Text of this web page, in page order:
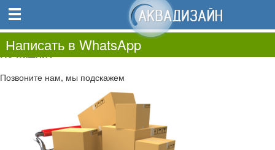
0.00
0
Не нашли?
Позвоните нам, мы подскажем
Написать в WhatsApp